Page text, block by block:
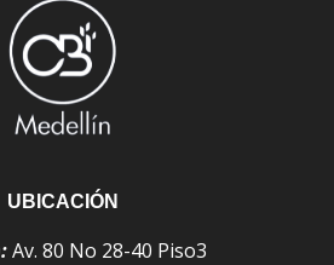
UBICACIÓN
Av. 80 No 28-40 Piso3